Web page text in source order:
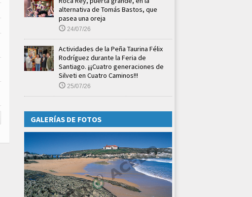
alternativa de Tomás Bastos, que
pasea una oreja
24/07/26
Actividades de la Peña Taurina Félix
Rodríguez durante la Feria de
Santiago. ¡¡¡Cuatro generaciones de
Silveti en Cuatro Caminos!!!
25/07/26
GALERÍAS DE FOTOS